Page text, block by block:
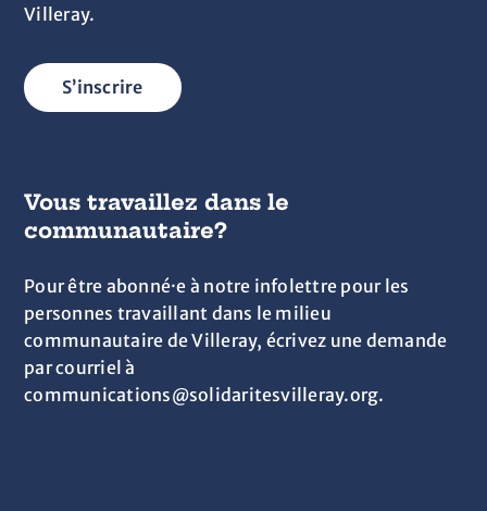
Villeray.
S’inscrire
Vous travaillez dans le
communautaire?
Pour être abonné·e à notre infolettre pour les
personnes travaillant dans le milieu
communautaire de Villeray, écrivez une demande
par courriel à
communications@solidaritesvilleray.org.